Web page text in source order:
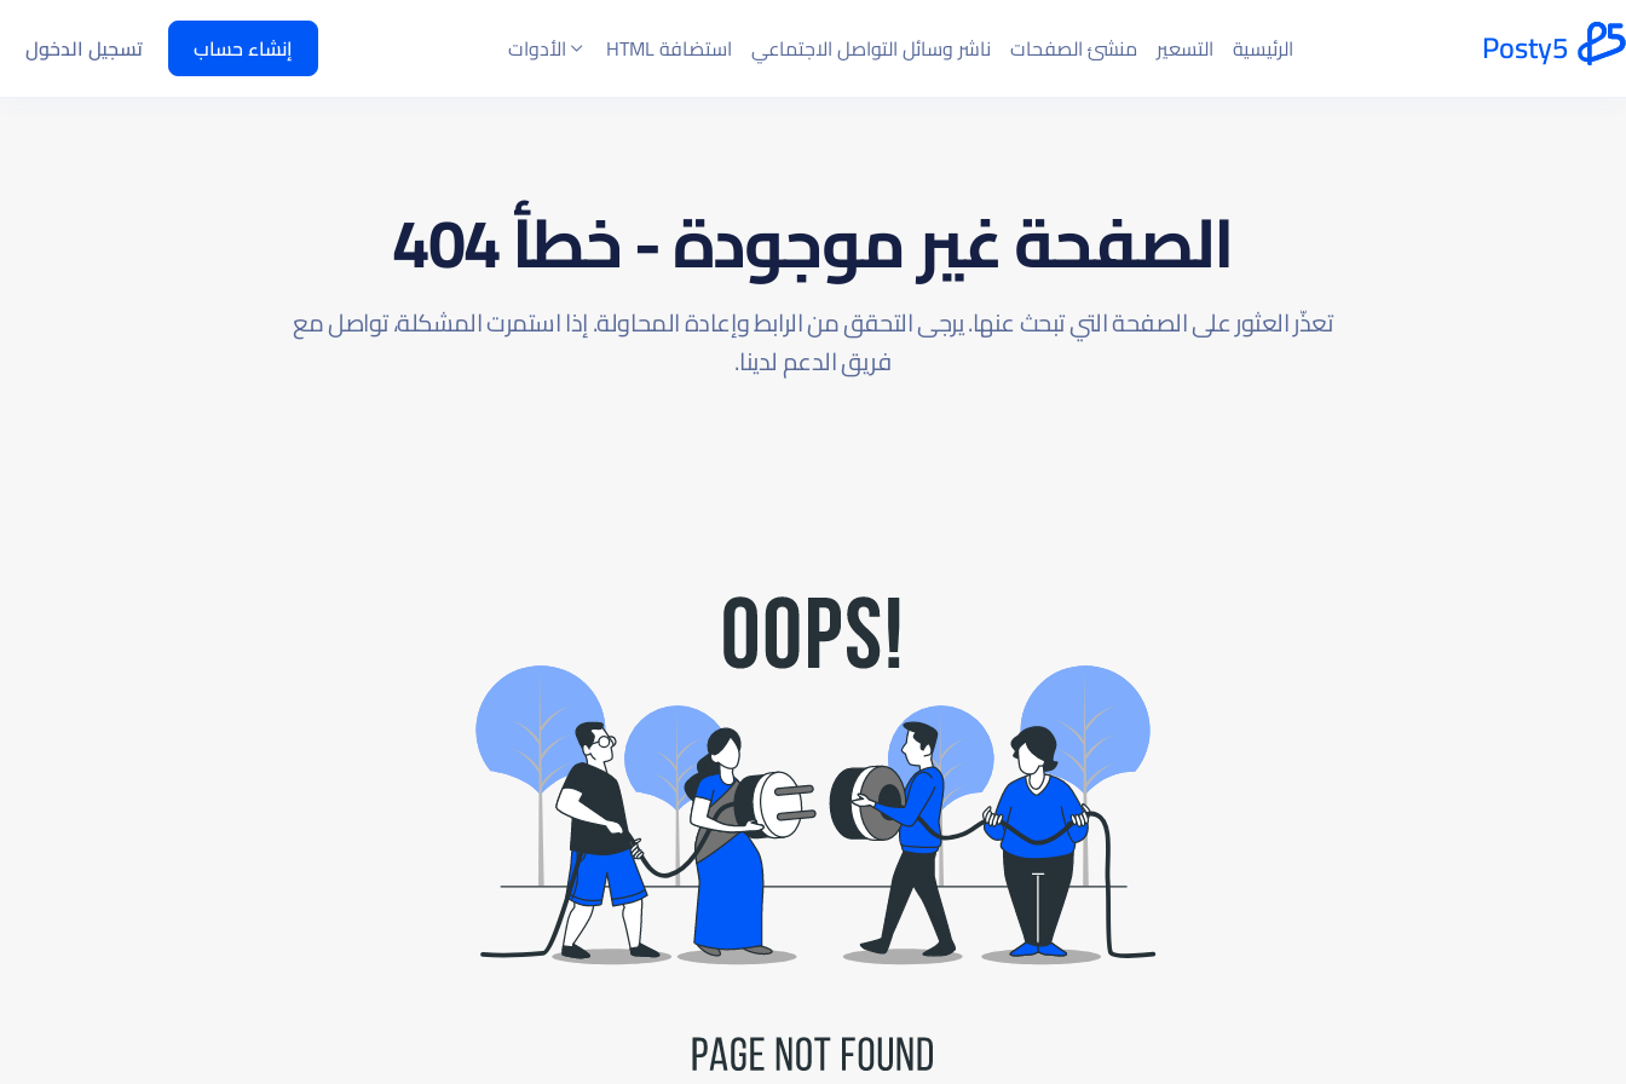
Posty5 الرئيسية التسعير منشئ الصفحات ناشر وسائل التواصل الاجتماعي استضافة HTML الأدوات إنشاء حساب تسجيل الدخول
الصفحة غير موجودة - خطأ 404
تعذّر العثور على الصفحة التي تبحث عنها. يرجى التحقق من الرابط وإعادة المحاولة. إذا استمرت المشكلة، تواصل مع
فريق الدعم لدينا.